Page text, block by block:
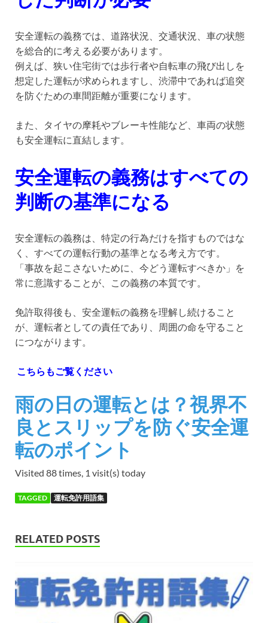
安全運転の義務では、道路状況、交通状況、車の状態
を総合的に考える必要があります。
例えば、狭い住宅街では歩行者や自転車の飛び出しを
想定した運転が求められますし、渋滞中であれば追突
を防ぐための車間距離が重要になります。
また、タイヤの摩耗やブレーキ性能など、車両の状態
も安全運転に直結します。
安全運転の義務はすべての
判断の基準になる
安全運転の義務は、特定の行為だけを指すものではな
く、すべての運転行動の基準となる考え方です。
「事故を起こさないために、今どう運転すべきか」を
常に意識することが、この義務の本質です。
免許取得後も、安全運転の義務を理解し続けること
が、運転者としての責任であり、周囲の命を守ること
につながります。
こちらもご覧ください
雨の日の運転とは？視界不
良とスリップを防ぐ安全運
転のポイント
Visited 88 times, 1 visit(s) today
TAGGED 運転免許用語集
RELATED POSTS